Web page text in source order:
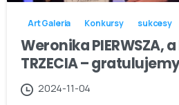
Art Galeria Konkursy sukcesy
Weronika PIERWSZA,
TRZECIA –
2024-11-04